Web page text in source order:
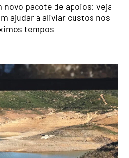
novo pacote de apoios: veja
ajudar a aliviar custos nos
tempos